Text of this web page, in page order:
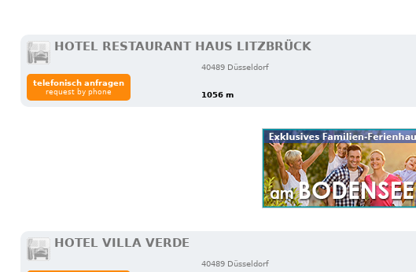
HOTEL RESTAURANT HAUS LITZBRÜCK
40489 Düsseldorf
1056 m
telefonisch anfragen
request by phone
HOTEL VILLA VERDE
40489 Düsseldorf